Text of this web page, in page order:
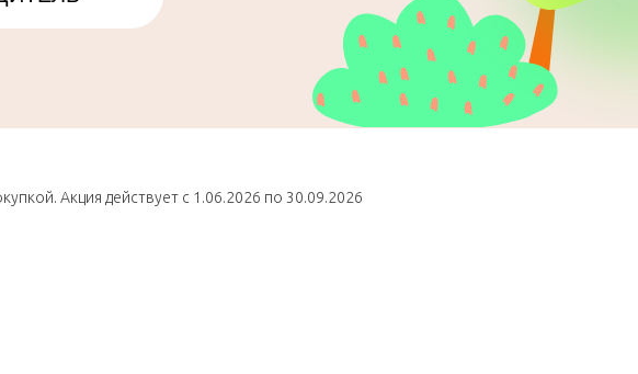
Акция действует с 1.06.2026 по 30.09.2026